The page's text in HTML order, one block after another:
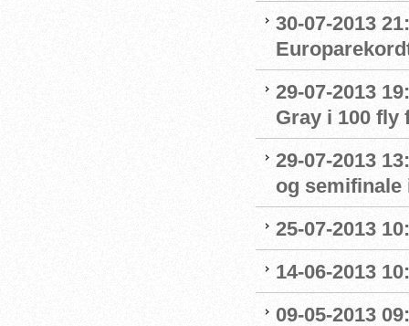
30-07-2013
29-07-2013
Gray i 100 fly
29-07-2013
og
25-07-2013
14-06-2013
09-05-2013